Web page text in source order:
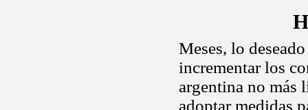
Meses, lo
incrementar los
argentina no más
adoptar medidas